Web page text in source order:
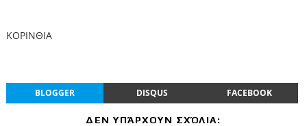
ΚΟΡΙΝΘΙΑ
BLOGGER DISQUS FACEBOOK
ΔΕΝ ΥΠΆΡΧΟΥΝ ΣΧΌΛΙΑ: